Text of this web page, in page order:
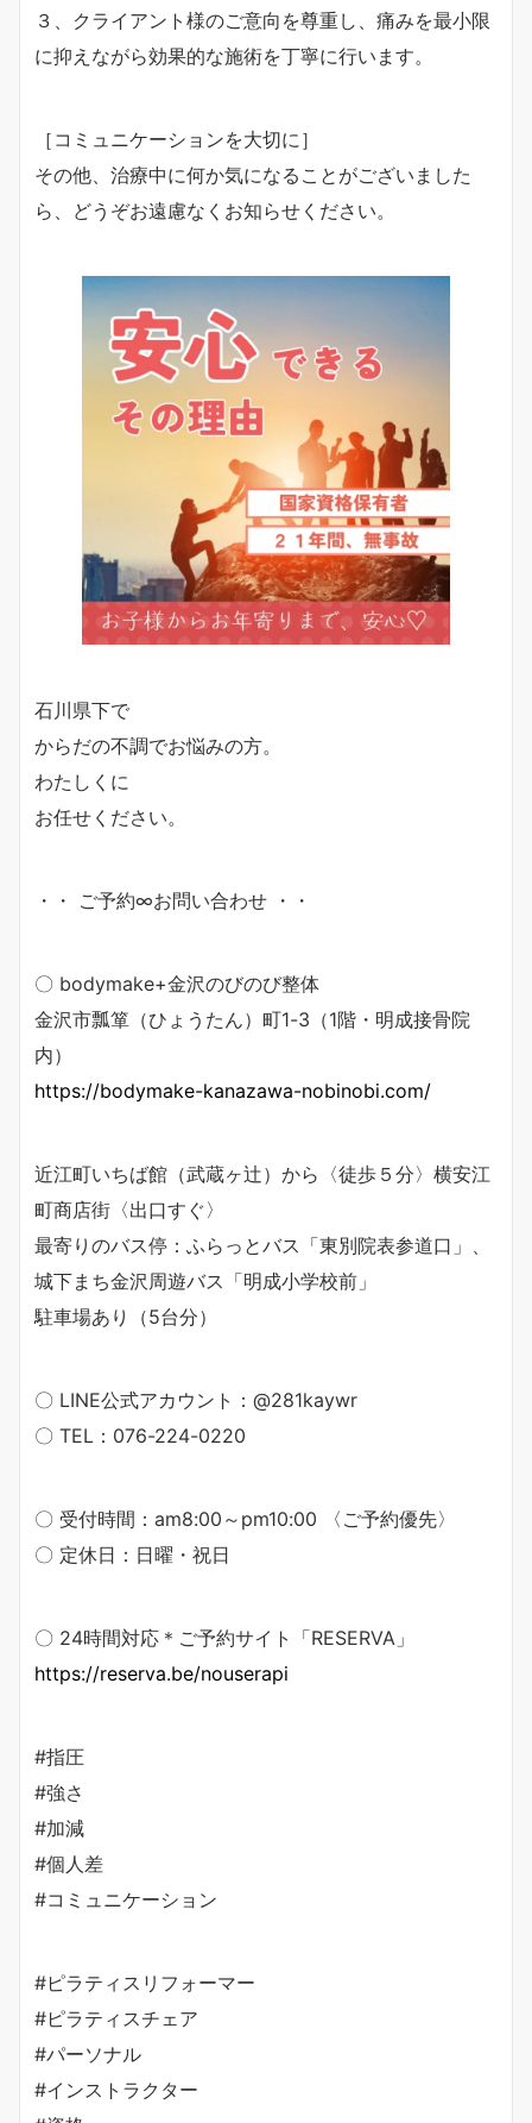
３、クライアント様のご意向を尊重し、痛みを最小限
に抑えながら効果的な施術を丁寧に行います。
［コミュニケーションを大切に］
その他、治療中に何か気になることがございました
ら、どうぞお遠慮なくお知らせください。
石川県下で
からだの不調でお悩みの方。
わたしくに
お任せください。
・・ ご予約∞お問い合わせ ・・
〇 bodymake+金沢のびのび整体
金沢市瓢箪（ひょうたん）町1-3（1階・明成接骨院
内）
https://bodymake-kanazawa-nobinobi.com/
近江町いちば館（武蔵ヶ辻）から〈徒歩５分〉横安江
町商店街〈出口すぐ〉
最寄りのバス停：ふらっとバス「東別院表参道口」、
城下まち金沢周遊バス「明成小学校前」
駐車場あり（5台分）
〇 LINE公式アカウント：@281kaywr
〇 TEL：076-224-0220
〇 受付時間：am8:00～pm10:00 〈ご予約優先〉
〇 定休日：日曜・祝日
〇 24時間対応＊ご予約サイト「RESERVA」
https://reserva.be/nouserapi
#指圧
#強さ
#加減
#個人差
#コミュニケーション
#ピラティスリフォーマー
#ピラティスチェア
#パーソナル
#インストラクター